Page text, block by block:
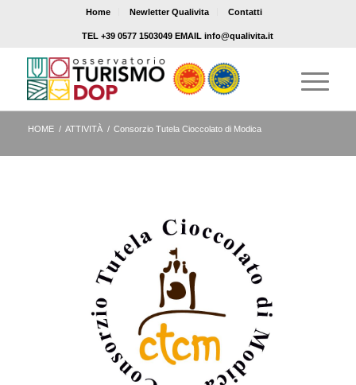
Home Newletter Qualivita Contatti
TEL +39 0577 1503049 EMAIL info@qualivita.it
HOME / ATTIVITÀ / Consorzio Tutela Cioccolato di Modica